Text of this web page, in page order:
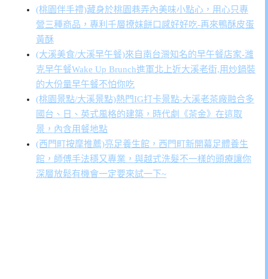
(桃園伴手禮)藏身於桃園巷弄內美味小點心，用心只專
營三種商品，專利千層撩妹餅口感好好吃-再來鴨酥皮蛋
黃酥
(大溪美食/大溪早午餐)來自南台灣知名的早午餐店家-濰
克早午餐Wake Up Brunch進軍北上近大溪老街,用炒鍋裝
的大份量早午餐不怕你吃
(桃園景點/大溪景點)熱門IG打卡景點-大溪老茶廠融合多
國台、日、英式風格的建築，時代劇《茶金》在這取
景，內含用餐地點
(西門町按摩推薦)亮足養生館，西門町新開幕足體養生
館，師傅手法穩又專業，與越式洗髮不一樣的頭療讓你
深層放鬆有機會一定要來試一下~